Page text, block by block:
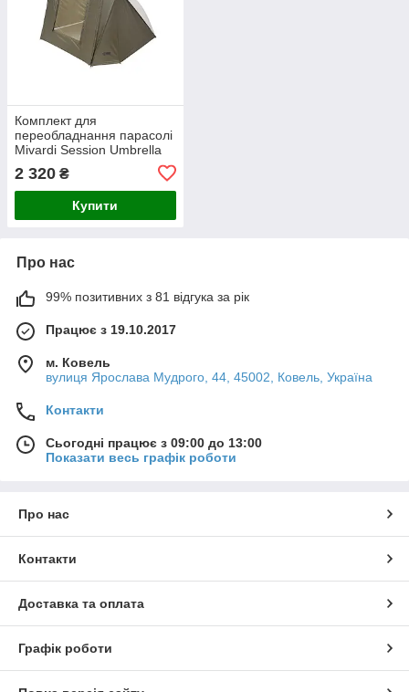
Комплект для
переобладнання парасолі
Mivardi Session Umbrella
Conversion Kit
2 320 ₴
Купити
Про нас
99% позитивних з 81 відгука за рік
Працює з 19.10.2017
м. Ковель
вулиця Ярослава Мудрого, 44, 45002, Ковель, Україна
Контакти
Сьогодні працює з 09:00 до 13:00
Показати весь графік роботи
Про нас
Контакти
Доставка та оплата
Графік роботи